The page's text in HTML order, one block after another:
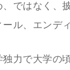
ではなく、
ル、エンデ
力で大学の